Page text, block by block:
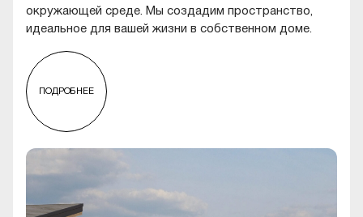
окружающей среде. Мы создадим пространство,
идеальное для вашей жизни в собственном доме.
ПОДРОБНЕЕ